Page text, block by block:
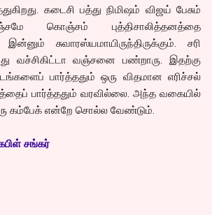
கடைசி பத்து நிமிஷம் விஜய் பேசும்
கொஞ்சம் புத்திசாலித்தனத்தை
இன்னும் சுவாரஸ்யமாயிருந்திருக்கும். சரி
வச்சிகிட்டா வஞ்சனை பண்றாரு. இதற்கு
பார்த்ததும் ஒரு விதமான எரிச்சல்
பார்த்ததும் வரவில்லை. அந்த வகையில்
கம்பேக் என்றே சொல்ல வேண்டும்.
சங்கர்